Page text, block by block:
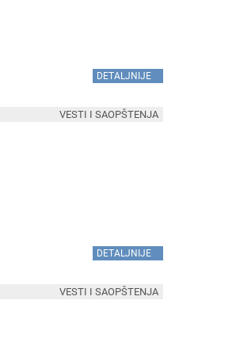
DETALJNIJE
DETALJNIJE
VESTI I SAOPŠTENJA
VESTI I SAOPŠTENJA